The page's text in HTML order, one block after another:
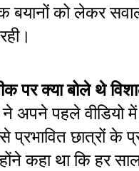
बयानों को लेकर
पर क्या बोले थे
ने अपने पहले वीडियो
प्रभावित छात्रों के
कहा था कि हर साल